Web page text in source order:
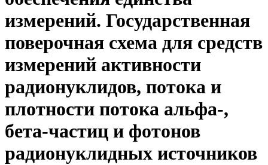
измерений. Государственная
поверочная схема для средств
измерений активности
радионуклидов, потока и
плотности потока альфа-,
бета-частиц и фотонов
радионуклидных источников